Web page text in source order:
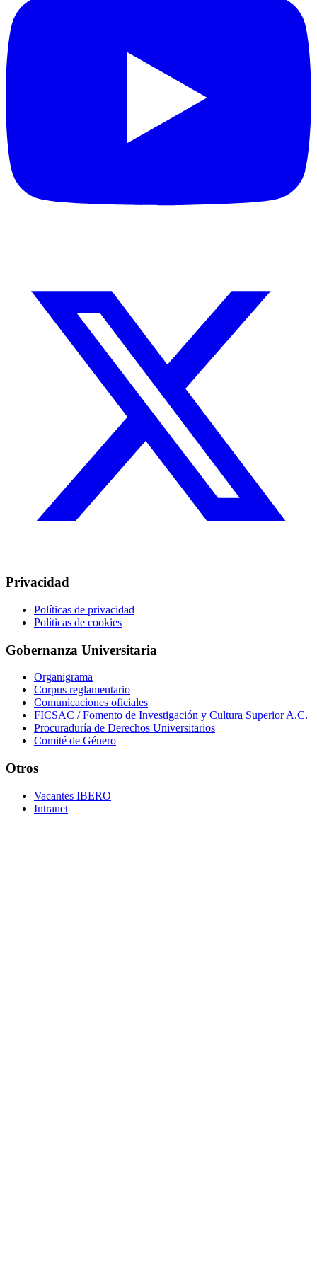
Privacidad
Políticas de privacidad
Políticas de cookies
Gobernanza Universitaria
Organigrama
Corpus reglamentario
Comunicaciones oficiales
FICSAC / Fomento de Investigación y Cultura Superior A.C.
Procuraduría de Derechos Universitarios
Comité de Género
Otros
Vacantes IBERO
Intranet